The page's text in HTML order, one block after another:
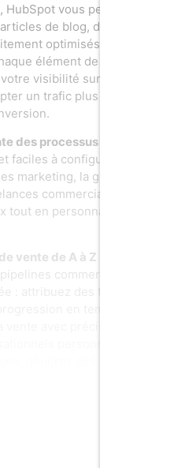
vous permet de
de blog, des landing
optimisés pour le
élément de contenu
visibilité sur les
un trafic plus qualifié et
des processus :
faciles à configurer,
marketing, la gestion de
commerciales.
tout en personnalisant
vente de A à Z :
commerciaux de